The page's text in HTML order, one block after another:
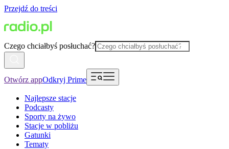
Przejdź do treści
Czego chciałbyś posłuchać?
Otwórz appOdkryj Prime
Najlepsze stacje
Podcasty
Sporty na żywo
Stacje w pobliżu
Gatunki
Tematy